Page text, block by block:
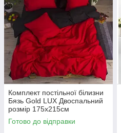
Комплект постільної білизни
Бязь Gold LUX Двоспальний
розмір 175х215см
Готово до відправки